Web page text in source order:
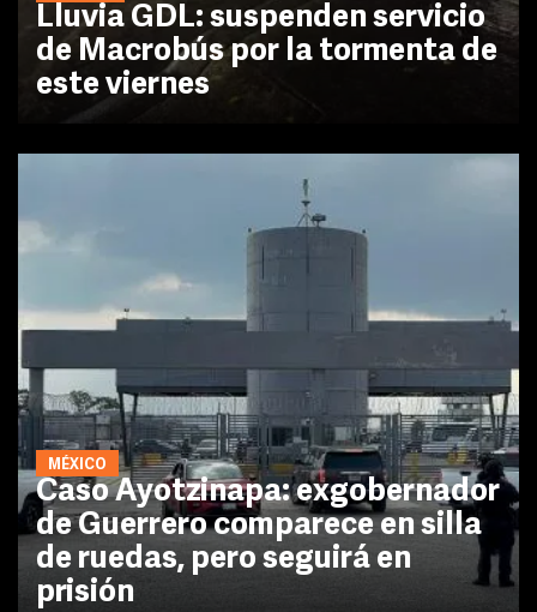
Lluvia GDL: suspenden servicio
de Macrobús por la tormenta de
este viernes
MÉXICO
Caso Ayotzinapa: exgobernador
de Guerrero comparece en silla
de ruedas, pero seguirá en
prisión